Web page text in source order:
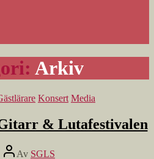
Arkiv
Kategorier
Konsert Media
& Lutafestivalen
Inläggsförfattare
Av SGLS